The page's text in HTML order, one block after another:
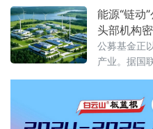
下——WTI原
关口，布伦
幅一度扩大
上演了截然
跌破4500美
能源“链动
头部机构
公募基金正
产业。据国
比例已上升
百分点。在
源安全的重